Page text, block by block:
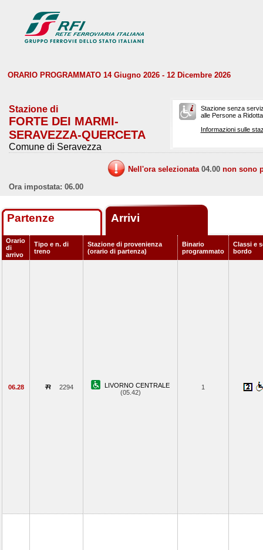
ORARIO PROGRAMMATO 14 Giugno 2026 - 12 Dicembre 2026
Stazione di
FORTE DEI MARMI-
SERAVEZZA-QUERCETA
Comune di Seravezza
Stazione senza
alle Persone a
Informazioni sulle
Nell'ora selezionata 04.00 non sono
Ora impostata: 06.00
Partenze Arrivi
Orario
di
arrivo
Tipo e n. di
treno
Stazione di provenienza
(orario di partenza)
Binario
programmato
Classi e
bordo
06.28 2294
LIVORNO CENTRALE
(05.42)
1